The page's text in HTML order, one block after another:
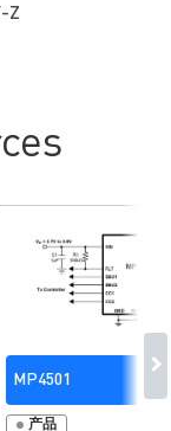
Z
MP4501
产品